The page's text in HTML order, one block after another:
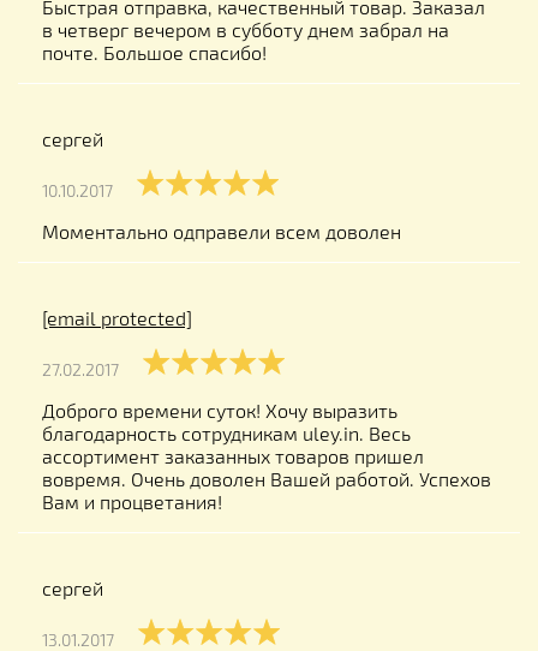
Быстрая отправка, качественный товар. Заказал
в четверг вечером в субботу днем забрал на
почте. Большое спасибо!
сергей
10.10.2017
Моментально одправели всем доволен
[email protected]
27.02.2017
Доброго времени суток! Хочу выразить
благодарность сотрудникам uley.in. Весь
ассортимент заказанных товаров пришел
вовремя. Очень доволен Вашей работой. Успехов
Вам и процветания!
сергей
13.01.2017